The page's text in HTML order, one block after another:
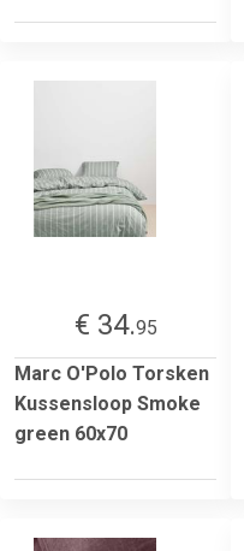
€ 34.95
Marc O'Polo Torsken
Kussensloop Smoke
green 60x70